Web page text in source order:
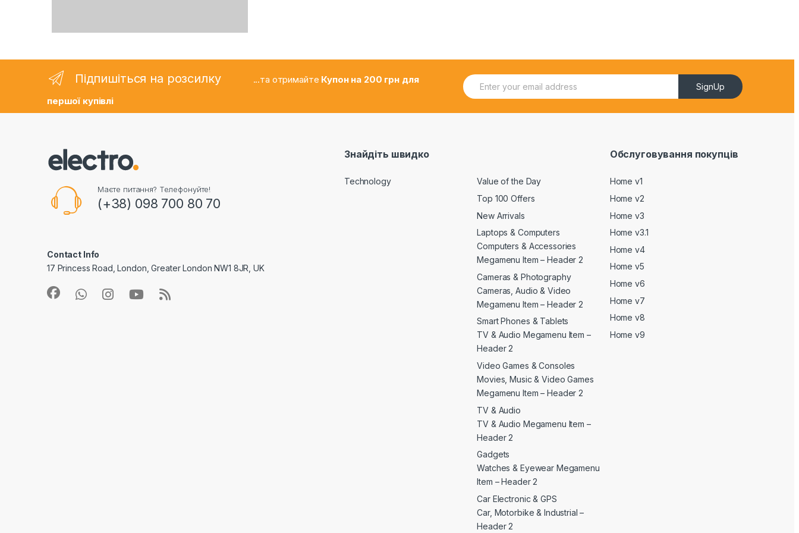
Підпишіться на розсилку ...та отримайте Купон на 200 грн для
першої купівлі
E
m
i
SignUp
Маєте питання? Телефонуйте!
(+38) 098 700 80 70
Contact Info
17 Princess Road, London, Greater London NW1 8JR, UK
Знайдіть швидко
Technology
Value of the Day
Top 100 Offers
New Arrivals
Laptops & Computers
Computers & Accessories
Megamenu Item – Header 2
Cameras & Photography
Cameras, Audio & Video
Megamenu Item – Header 2
Smart Phones & Tablets
TV & Audio Megamenu Item –
Header 2
Video Games & Consoles
Movies, Music & Video Games
Megamenu Item – Header 2
TV & Audio
TV & Audio Megamenu Item –
Header 2
Gadgets
Watches & Eyewear Megamenu
Item – Header 2
Car Electronic & GPS
Car, Motorbike & Industrial –
Header 2
Обслуговування покупців
Home v1
Home v2
Home v3
Home v3.1
Home v4
Home v5
Home v6
Home v7
Home v8
Home v9